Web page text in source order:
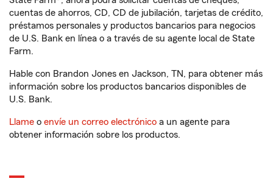
cuentas de ahorros, CD, CD de jubilación, tarjetas de crédito,
préstamos personales y productos bancarios para negocios
de U.S. Bank en línea o a través de su agente local de State
Farm.
Hable con Brandon Jones en Jackson, TN, para obtener más
información sobre los productos bancarios disponibles de
U.S. Bank.
Llame o envíe un correo electrónico a un agente para
obtener información sobre los productos.